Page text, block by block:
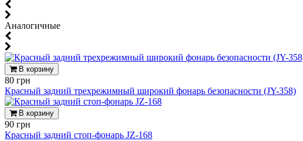
Аналогичные
В корзину
80 грн
Красный задний трехрежимный широкий фонарь безопасности (JY-358)
В корзину
90 грн
Красный задний стоп-фонарь JZ-168